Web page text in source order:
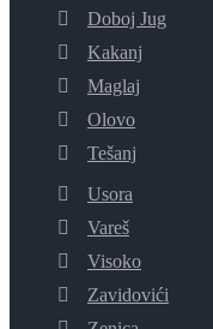
Doboj Jug
Kakanj
Maglaj
Olovo
Tešanj
Usora
Vareš
Visoko
Zavidovići